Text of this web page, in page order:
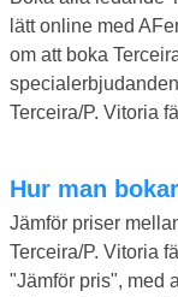
lätt online med
om att boka
Terceira/P. Vitoria
Hur man bokar
Jämför priser
Terceira/P. Vitoria
"Jämför pris", med